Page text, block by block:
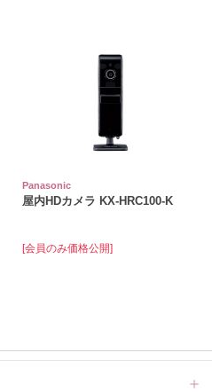
Panasonic
屋内HDカメラ KX-HRC100-K
[会員のみ価格公開]